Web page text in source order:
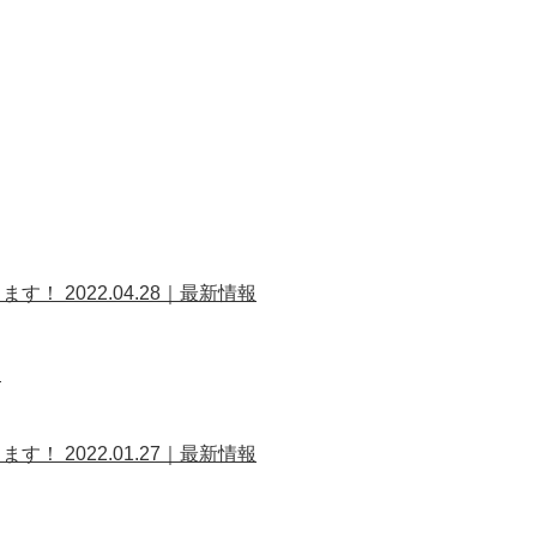
す！ 2022.04.28｜最新情報
す！ 2022.01.27｜最新情報